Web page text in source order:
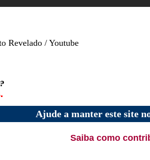
Revelado / Youtube
Ajude a manter este site
Saiba como